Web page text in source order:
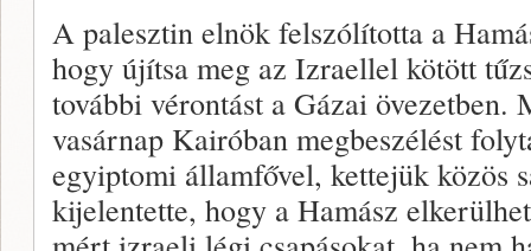
A palesztin elnök felszólította a
hogy újítsa meg az Izraellel kötött
további vérontást a Gázai övezetben.
vasárnap Kairóban megbeszélést
egyiptomi államfővel, kettejük közös
kijelentette, hogy a Hamász